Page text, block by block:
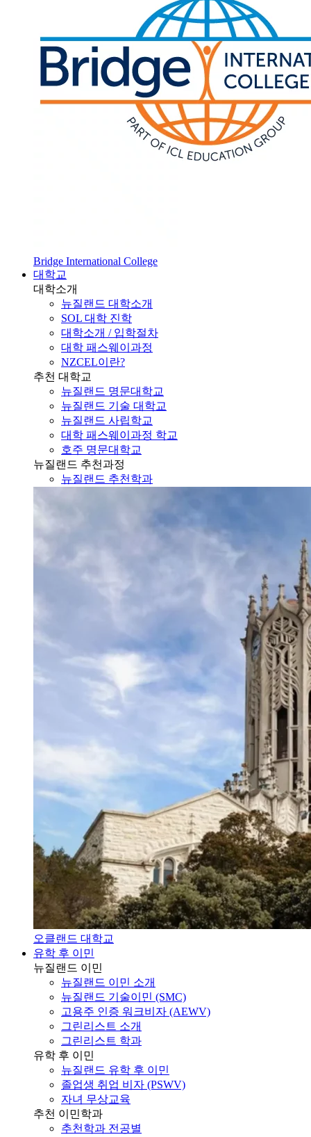
대학교
대학소개
뉴질랜드 대학소개
SOL 대학 진학
대학소개 / 입학절차
대학 패스웨이과정
NZCEL이란?
추천 대학교
뉴질랜드 명문대학교
뉴질랜드 기술 대학교
뉴질랜드 사립학교
대학 패스웨이과정 학교
호주 명문대학교
뉴질랜드 추천과정
뉴질랜드 추천학과
오클랜드 대학교
유학 후 이민
뉴질랜드 이민
뉴질랜드 이민 소개
뉴질랜드 기술이민 (SMC)
고용주 인증 워크비자 (AEWV)
그린리스트 소개
그린리스트 학과
유학 후 이민
뉴질랜드 유학 후 이민
졸업생 취업 비자 (PSWV)
자녀 무상교육
추천 이민학과
추천학과 전공별
사립대학 학교별